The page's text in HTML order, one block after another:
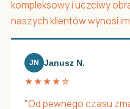
kompleksowy i uczciwy
naszych klientów wynosi
JN Janusz N.
★★★★☆
"Od pewnego czasu